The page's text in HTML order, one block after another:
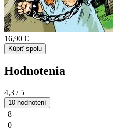
16,90 €
Kúpiť spolu
Hodnotenia
4,3 / 5
10 hodnotení
8
0